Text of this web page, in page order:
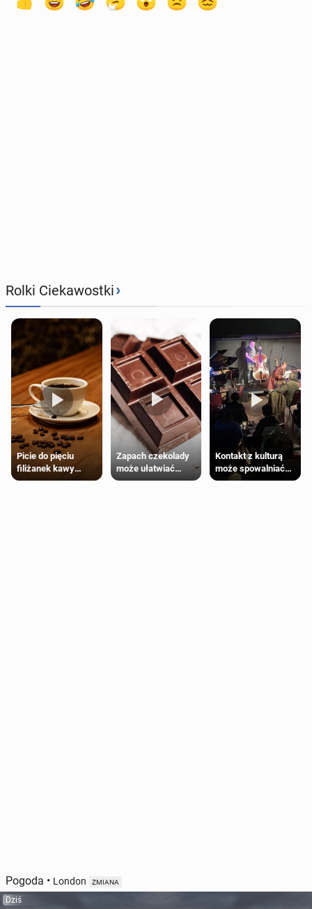
Rolki Ciekawostki›
Picie do pięciu
filiżanek kawy
dziennie jest
Zapach czekolady
może ułatwiać
trening siłowy
Kontakt z kulturą
może spowalniać
starzenie
Pogoda • London ZMIANA
Dziś